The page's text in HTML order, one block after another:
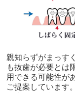
親知らずがまっす
も抜歯が必要とは
用できる可能性が
ご提案しています